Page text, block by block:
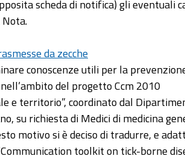
scheda di notifica) gli eventuali
da zecche
conoscenze utili per la
del progetto Ccm 2010
e territorio”, coordinato dal
su richiesta di Medici di medicina
motivo si è deciso di tradurre, e
toolkit on tick-borne